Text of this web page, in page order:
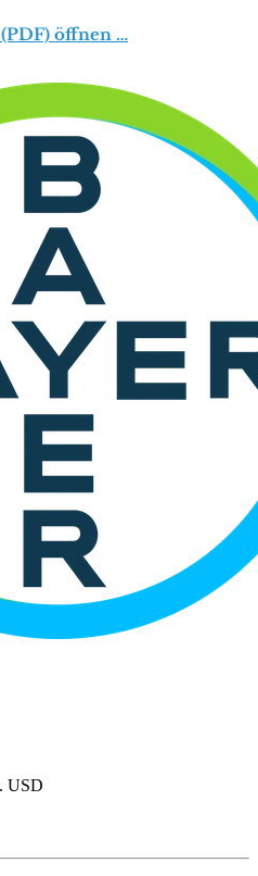
öffnen …
USD